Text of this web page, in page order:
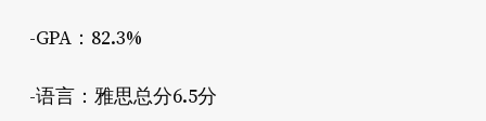
-GPA：82.3%
-语言：雅思总分6.5分